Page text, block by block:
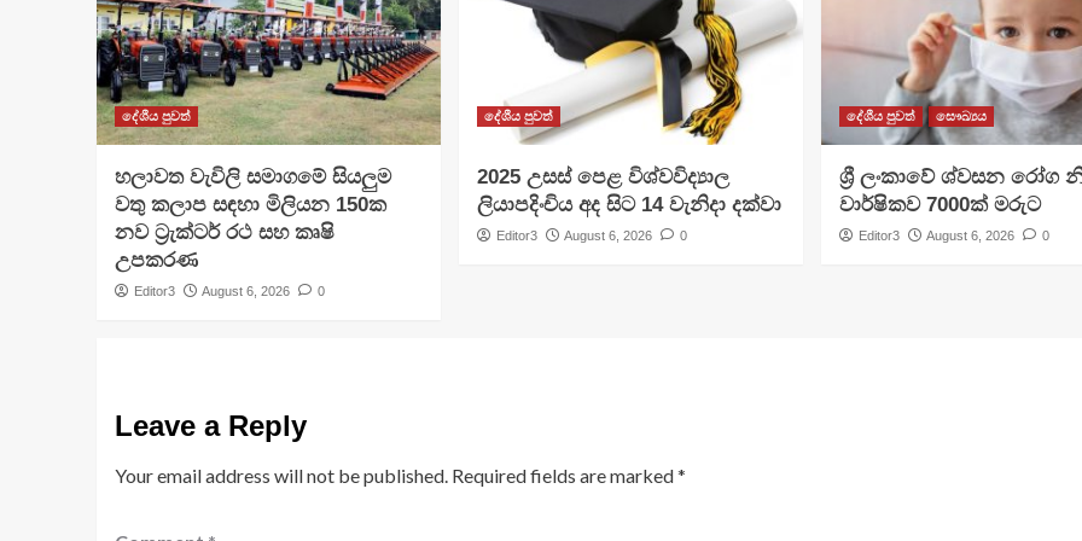
දේශීය පුවත්
හලාවත වැවිලි සමාගමේ සියලුම
වතු කලාප සඳහා මිලියන 150ක
නව ට්‍රැක්ටර් රථ සහ කෘෂි
උපකරණ
Editor3 August 6, 2026 0
දේශීය පුවත්
​2025 උසස් පෙළ විශ්වවිද්‍යාල
ලියාපදිංචිය අද සිට 14 වැනිදා දක්වා
Editor3 August 6, 2026 0
දේශීය පුවත් සෞඛ්‍යය
ශ්‍රී ලංකාවේ ශ්වසන රෝග
වාර්ෂිකව 7000ක් මරුට
Editor3 August 6, 2026 0
Leave a Reply
Your email address will not be published. Required fields are marked*